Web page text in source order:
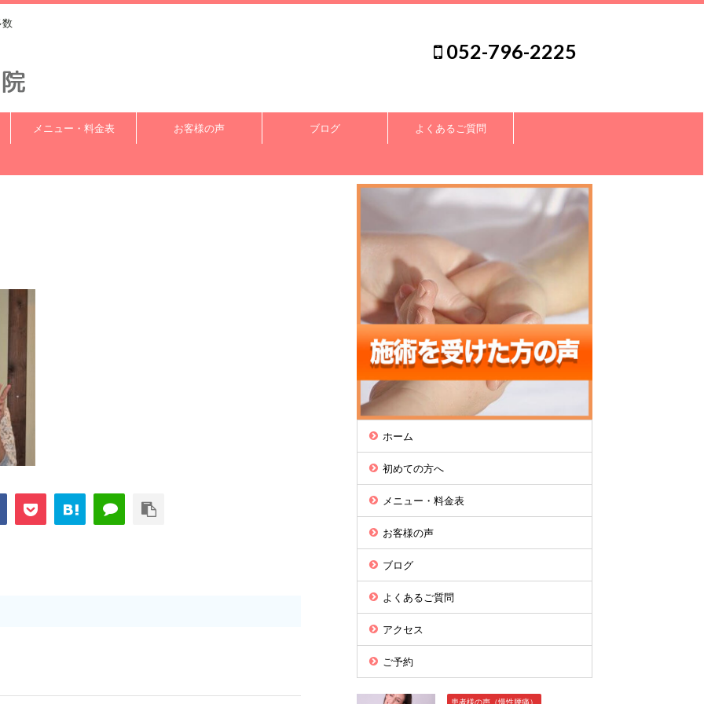
数
052-796-2225
メニュー・料金表 お客様の声 ブログ よくあるご質問
ホーム
初めての方へ
メニュー・料金表
お客様の声
ブログ
よくあるご質問
アクセス
ご予約
患者様の声（慢性腰痛）